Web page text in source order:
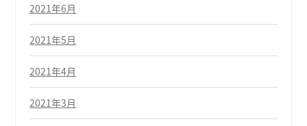
2021年6月
2021年5月
2021年4月
2021年3月